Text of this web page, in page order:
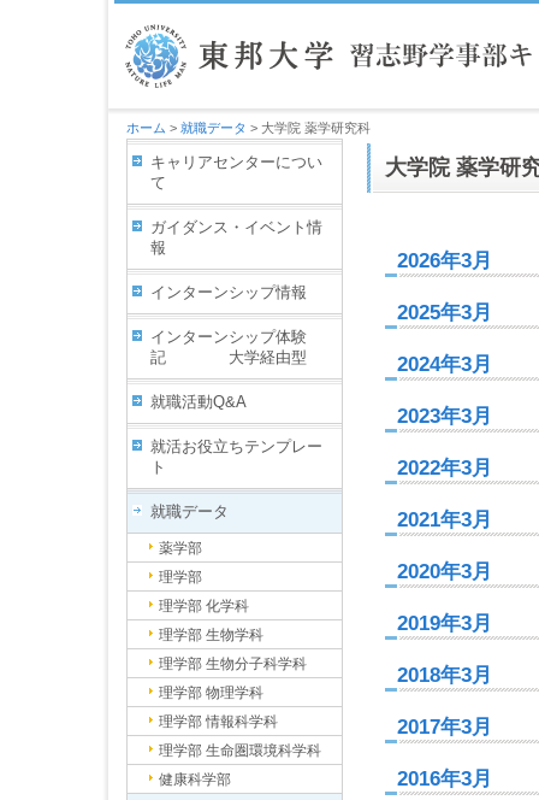
ホーム > 就職データ > 大学院 薬学研究科
キャリアセンターについ
て
ガイダンス・イベント情
報
インターンシップ情報
インターンシップ体験
記 大学経由型
就職活動Q&A
就活お役立ちテンプレー
ト
就職データ
薬学部
理学部
理学部 化学科
理学部 生物学科
理学部 生物分子科学科
理学部 物理学科
理学部 情報科学科
理学部 生命圏環境科学科
健康科学部
大学院 薬学研
2026年3月
2025年3月
2024年3月
2023年3月
2022年3月
2021年3月
2020年3月
2019年3月
2018年3月
2017年3月
2016年3月